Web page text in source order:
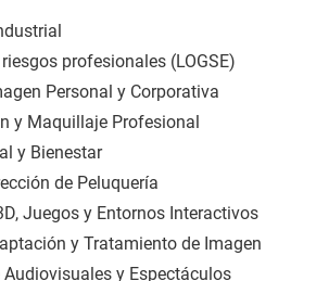
profesionales (LOGSE)
Personal y Corporativa
y Maquillaje Profesional
y Bienestar
de Peluquería
Juegos y Entornos Interactivos
y Tratamiento de Imagen
y Espectáculos